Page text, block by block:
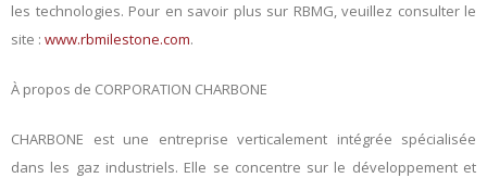
les technologies. Pour en savoir plus sur RBMG, veuillez consulter le
site : www.rbmilestone.com.
À propos de CORPORATION CHARBONE
CHARBONE est une entreprise verticalement intégrée spécialisée
dans les gaz industriels. Elle se concentre sur le développement et